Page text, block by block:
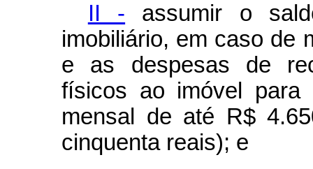
II - assumir o
imobiliário, em caso de
e as despesas de
físicos ao imóvel para
mensal de até R$
cinquenta reais); e